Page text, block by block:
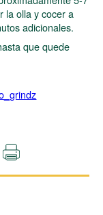
la olla y cocer a
adicionales.
que quede